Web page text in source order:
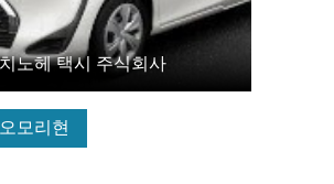
모리현
노헤 택시 주식회사